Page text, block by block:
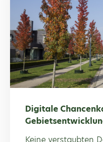
Digitale